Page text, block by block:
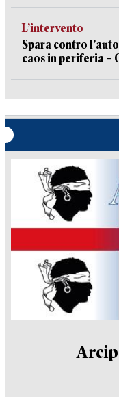
L’intervento
Spara contro
caos in periferia –